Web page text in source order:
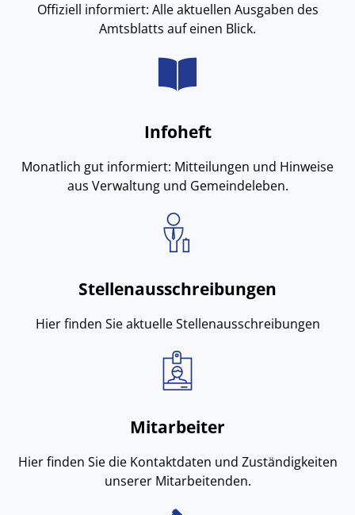
Offiziell informiert: Alle aktuellen Ausgaben des
Amtsblatts auf einen Blick.
Infoheft
Monatlich gut informiert: Mitteilungen und Hinweise
aus Verwaltung und Gemeindeleben.
Stellenausschreibungen
Hier finden Sie aktuelle Stellenausschreibungen
Mitarbeiter
Hier finden Sie die Kontaktdaten und Zuständigkeiten
unserer Mitarbeitenden.